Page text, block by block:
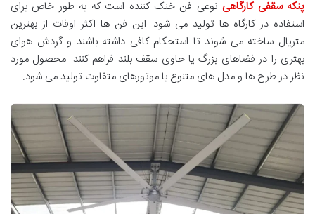
پنکه سقفی کارگاهی نوعی فن خنک کننده است که به طور خاص برای
استفاده در کارگاه ها تولید می شود. این فن ها اکثر اوقات از بهترین
متریال ساخته می شوند تا استحکام کافی داشته باشند و گردش هوای
بهتری را در فضاهای بزرگ یا حاوی سقف بلند فراهم کنند. محصول مورد
نظر در طرح ها و مدل های متنوع با موتورهای متفاوت تولید می شود.